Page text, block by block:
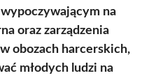
na
oraz zarządzenia
obozach harcerskich,
młodych ludzi na